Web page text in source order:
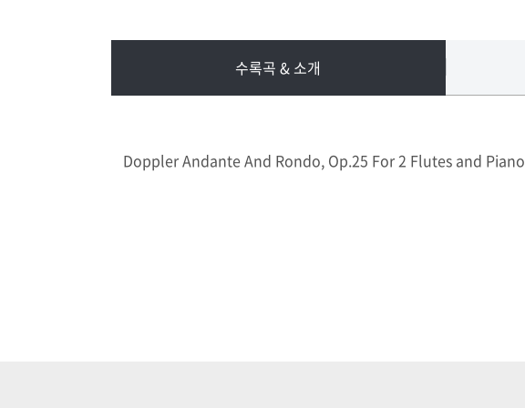
수록곡 & 소개
Doppler Andante And Rondo, Op.25 For 2 Flutes and Piano